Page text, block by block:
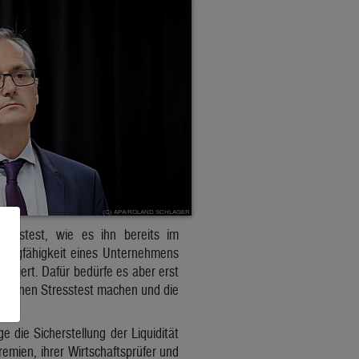
wie es ihn bereits im
eines Unternehmens
Dafür bedürfe es aber erst
einen Stresstest machen und die
die Sicherstellung der Liquidität
ihrer Wirtschaftsprüfer und